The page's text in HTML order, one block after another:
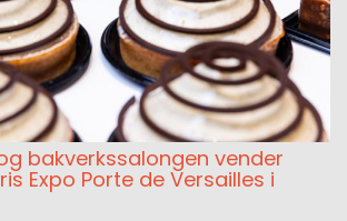
bakverkssalongen vender
Expo Porte de Versailles i